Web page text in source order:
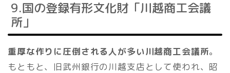
9.国の登録有形文化財「川越商工会議
所」
重厚な作りに圧倒される人が多い川越商工会議所。
もともと、旧武州銀行の川越支店として使われ、昭